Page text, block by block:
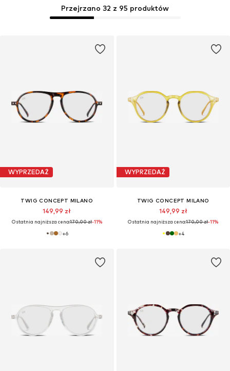
Przejrzano 32 z 95 produktów
WYPRZEDAŻ
TWIG CONCEPT MILANO
149,99 zł
Ostatnia najniższa cena:170,00 zł-11%
+6
WYPRZEDAŻ
TWIG CONCEPT MILANO
149,99 zł
Ostatnia najniższa cena:170,00 zł-11%
+4